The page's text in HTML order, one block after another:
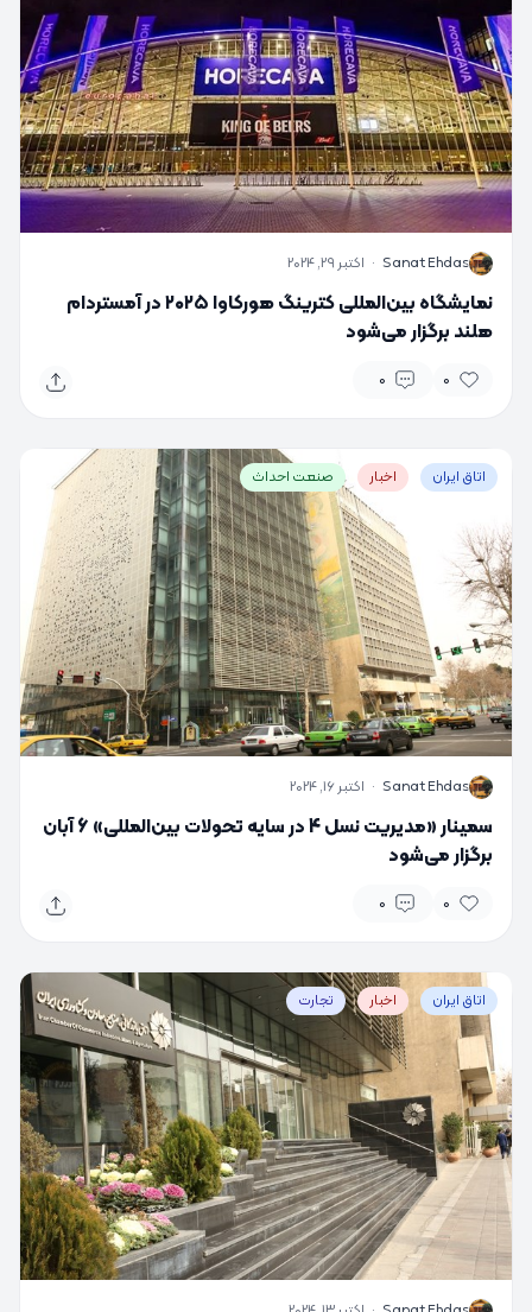
S
Sanat Ehdas
· اکتبر 29, 2024
نمایشگاه بین‌المللی کترینگ هورکاوا ۲۰۲۵ در آمستردام
هلند برگزار می‌شود
0
0
اتاق ایران اخبار صنعت احداث
S
Sanat Ehdas
· اکتبر 16, 2024
سمینار «مدیریت نسل 4 در سایه تحولات بین‌المللی» 6 آبان
برگزار می‌شود
0
0
اتاق ایران اخبار تجارت